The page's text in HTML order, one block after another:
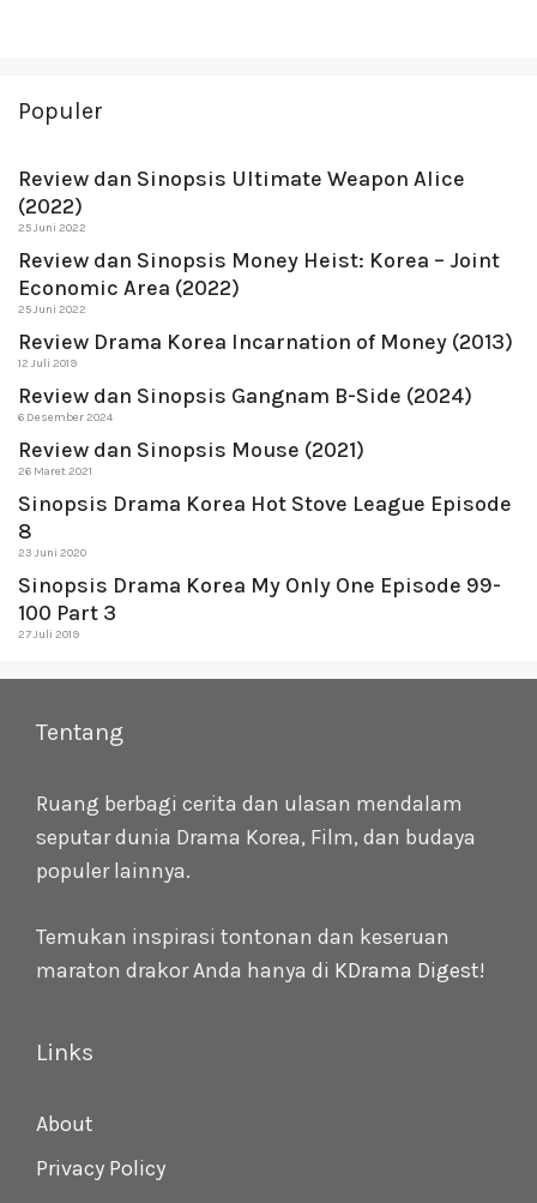
Populer
Review dan Sinopsis Ultimate Weapon Alice
(2022)
25 Juni 2022
Review dan Sinopsis Money Heist: Korea – Joint
Economic Area (2022)
25 Juni 2022
Review Drama Korea Incarnation of Money (2013)
12 Juli 2019
Review dan Sinopsis Gangnam B-Side (2024)
6 Desember 2024
Review dan Sinopsis Mouse (2021)
26 Maret 2021
Sinopsis Drama Korea Hot Stove League Episode
8
23 Juni 2020
Sinopsis Drama Korea My Only One Episode 99-
100 Part 3
27 Juli 2019
Tentang
Ruang berbagi cerita dan ulasan mendalam
seputar dunia Drama Korea, Film, dan budaya
populer lainnya.
Temukan inspirasi tontonan dan keseruan
maraton drakor Anda hanya di KDrama Digest!
Links
About
Privacy Policy